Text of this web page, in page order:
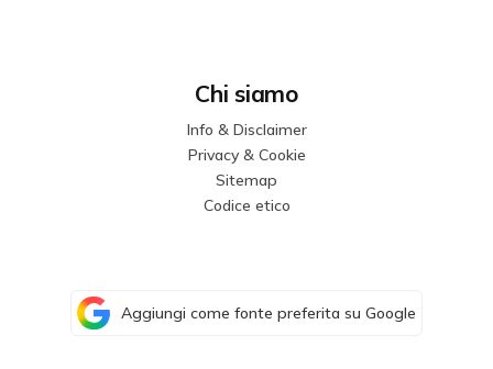
Chi siamo
Info & Disclaimer
Privacy & Cookie
Sitemap
Codice etico
Aggiungi come fonte preferita su Google